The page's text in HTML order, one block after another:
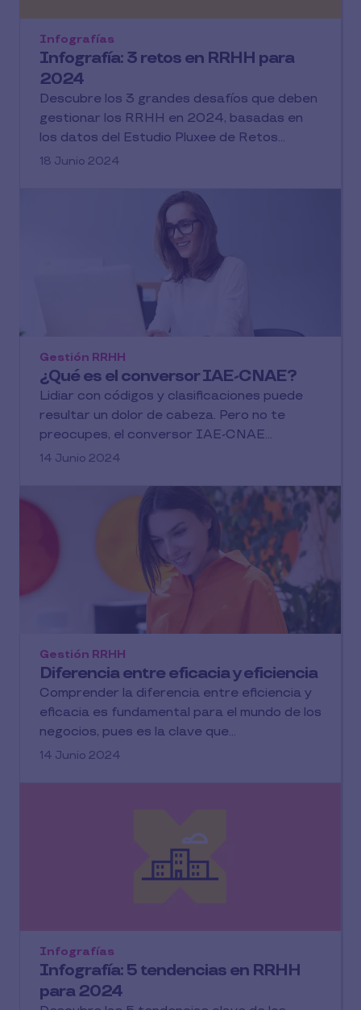
Infografía: 3 retos en RRHH para
2024
Infografías
Descubre los 3 grandes desafíos que deben
gestionar los RRHH en 2024, basadas en
los datos del Estudio Pluxee de Retos...
18 Junio 2024
¿Qué es el conversor IAE-CNAE?
Gestión RRHH
Lidiar con códigos y clasificaciones puede
resultar un dolor de cabeza. Pero no te
preocupes, el conversor IAE-CNAE...
14 Junio 2024
Diferencia entre eficacia y eficiencia
Gestión RRHH
Comprender la diferencia entre eficiencia y
eficacia es fundamental para el mundo de los
negocios, pues es la clave que...
14 Junio 2024
Infografía: 5 tendencias en RRHH
para 2024
Infografías